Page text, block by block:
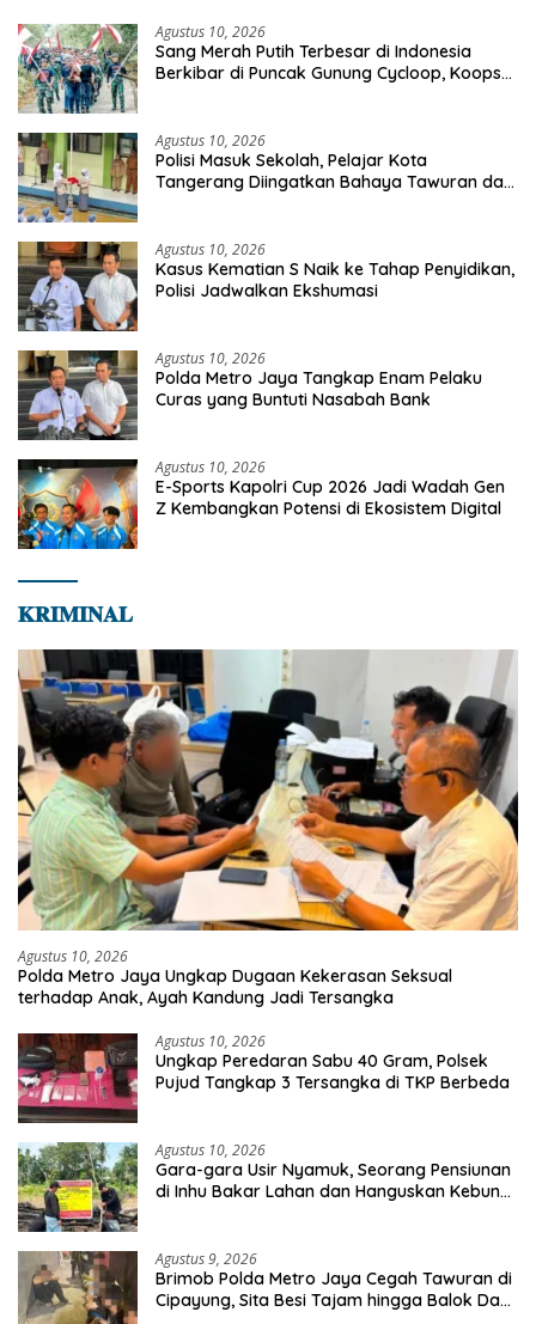
Agustus 10, 2026
Sang Merah Putih Terbesar di Indonesia
Berkibar di Puncak Gunung Cycloop, Koops
Agustus 10, 2026
Polisi Masuk Sekolah, Pelajar Kota
Tangerang Diingatkan Bahaya Tawuran dan
Agustus 10, 2026
Kasus Kematian S Naik ke Tahap Penyidikan,
Polisi Jadwalkan Ekshumasi
Agustus 10, 2026
Polda Metro Jaya Tangkap Enam Pelaku
Curas yang Buntuti Nasabah Bank
Agustus 10, 2026
E-Sports Kapolri Cup 2026 Jadi Wadah Gen
Z Kembangkan Potensi di Ekosistem Digital
𝐊𝐑𝐈𝐌𝐈𝐍𝐀𝐋
Agustus 10, 2026
Polda Metro Jaya Ungkap Dugaan Kekerasan Seksual
terhadap Anak, Ayah Kandung Jadi Tersangka
Agustus 10, 2026
Ungkap Peredaran Sabu 40 Gram, Polsek
Pujud Tangkap 3 Tersangka di TKP Berbeda
Agustus 10, 2026
Gara-gara Usir Nyamuk, Seorang Pensiunan
di Inhu Bakar Lahan dan Hanguskan Kebun
Agustus 9, 2026
Brimob Polda Metro Jaya Cegah Tawuran di
Cipayung, Sita Besi Tajam hingga Balok Dan